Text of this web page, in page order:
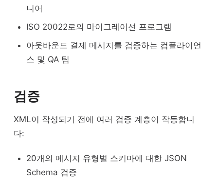
니어
ISO 20022로의 마이그레이션 프로그램
아웃바운드 결제 메시지를 검증하는 컴플라이언
스 및 QA 팀
검증
XML이 작성되기 전에 여러 검증 계층이 작동합니
다:
20개의 메시지 유형별 스키마에 대한 JSON
Schema 검증